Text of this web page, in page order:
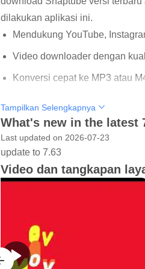
dilakukan aplikasi ini.
Mendukung YouTube,
Video downloader dengan
Konversi cepat ke MP3 atau
Floating window untuk
Unduhan Multi Situs
Fungsi inti aplikasi ini adalah
menjumpai klip pendek di
ruang penyimpanan dan kuota
sedangkan 2K dan 4K cocok
pada satu kualitas saja.
Kecepatan unduh akan
Tampilkan Selengkapnya
What's new in the latest
Last updated on 2026-07-23
update to 7.63
Video dan tangkapan